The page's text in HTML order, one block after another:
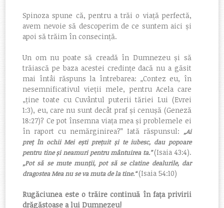
Spinoza spune că, pentru a trăi o viață perfectă,
avem nevoie să descoperim de ce suntem aici și
apoi să trăim în consecință.
Un om nu poate să creadă în Dumnezeu și să
trăiască pe baza acestei credințe dacă nu a găsit
mai întâi răspuns la întrebarea: „Contez eu, în
nesemnificativul vieții mele, pentru Acela care
„ține toate cu Cuvântul puterii tăriei Lui (Evrei
1:3), eu, care nu sunt decât praf și cenușă (Geneză
18:27)? Ce pot însemna viața mea și problemele ei
în raport cu nemărginirea?” Iată răspunsul: „Ai
preț în ochii Mei ești prețuit și te iubesc, dau popoare
pentru tine și neamuri pentru mântuirea ta.”(Isaia 43:4).
„Pot să se mute munții, pot să se clatine dealurile, dar
dragostea Mea nu se va muta de la tine.“(Isaia 54:10)
Rugăciunea este o trăire continuă în fața privirii
drăgăstoase a lui Dumnezeu!